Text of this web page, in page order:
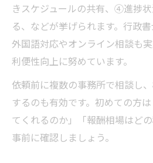
きスケジュールの共有、④進捗
る、などが挙げられます。行政書
外国語対応やオンライン相談も
利便性向上に努めています。
依頼前に複数の事務所で相談し
するのも有効です。初めての方
てくれるのか」「報酬相場はど
事前に確認しましょう。